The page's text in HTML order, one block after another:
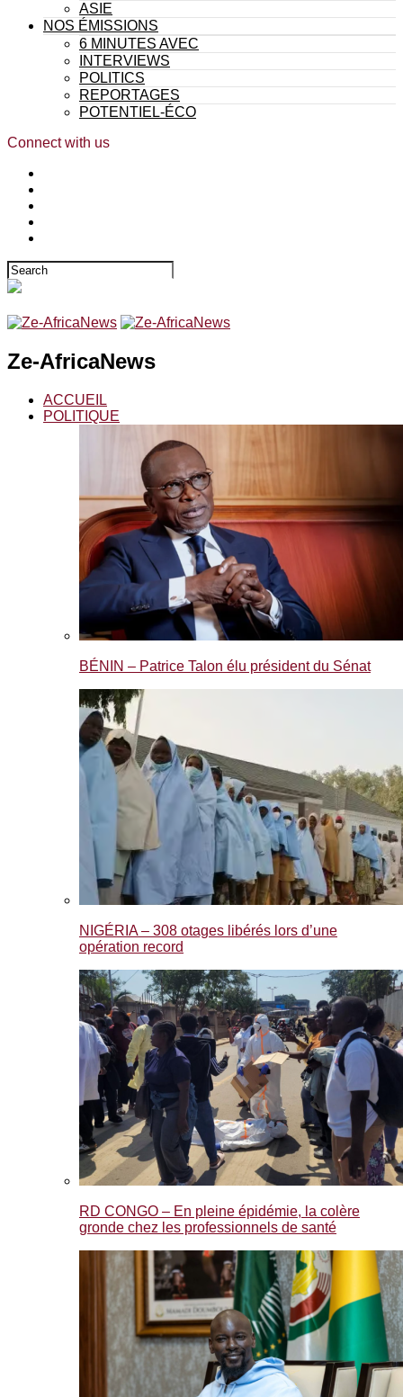
ASIE
NOS ÉMISSIONS
6 MINUTES AVEC
INTERVIEWS
POLITICS
REPORTAGES
POTENTIEL-ÉCO
Connect with us
Ze-AfricaNews
ACCUEIL
POLITIQUE
BÉNIN – Patrice Talon élu président du Sénat
NIGÉRIA – 308 otages libérés lors d’une
opération record
RD CONGO – En pleine épidémie, la colère
gronde chez les professionnels de santé